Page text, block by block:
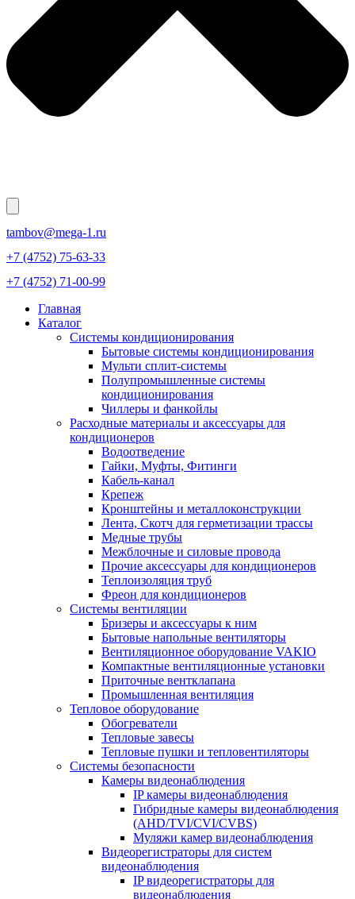
tambov@mega-1.ru
+7 (4752) 75-63-33
+7 (4752) 71-00-99
Главная
Каталог
Системы кондиционирования
Бытовые системы кондиционирования
Мульти сплит-системы
Полупромышленные системы
кондиционирования
Чиллеры и фанкойлы
Расходные материалы и аксессуары для
кондиционеров
Водоотведение
Гайки, Муфты, Фитинги
Кабель-канал
Крепеж
Кронштейны и металлоконструкции
Лента, Скотч для герметизации трассы
Медные трубы
Межблочные и силовые провода
Прочие аксессуары для кондиционеров
Теплоизоляция труб
Фреон для кондиционеров
Системы вентиляции
Бризеры и аксессуары к ним
Бытовые напольные вентиляторы
Вентиляционное оборудование VAKIO
Компактные вентиляционные установки
Приточные вентклапана
Промышленная вентиляция
Тепловое оборудование
Обогреватели
Тепловые завесы
Тепловые пушки и тепловентиляторы
Системы безопасности
Камеры видеонаблюдения
IP камеры видеонаблюдения
Гибридные камеры видеонаблюдения
(AHD/TVI/CVI/CVBS)
Муляжи камер видеонаблюдения
Видеорегистраторы для систем
видеонаблюдения
IP видеорегистраторы для
видеонаблюдения